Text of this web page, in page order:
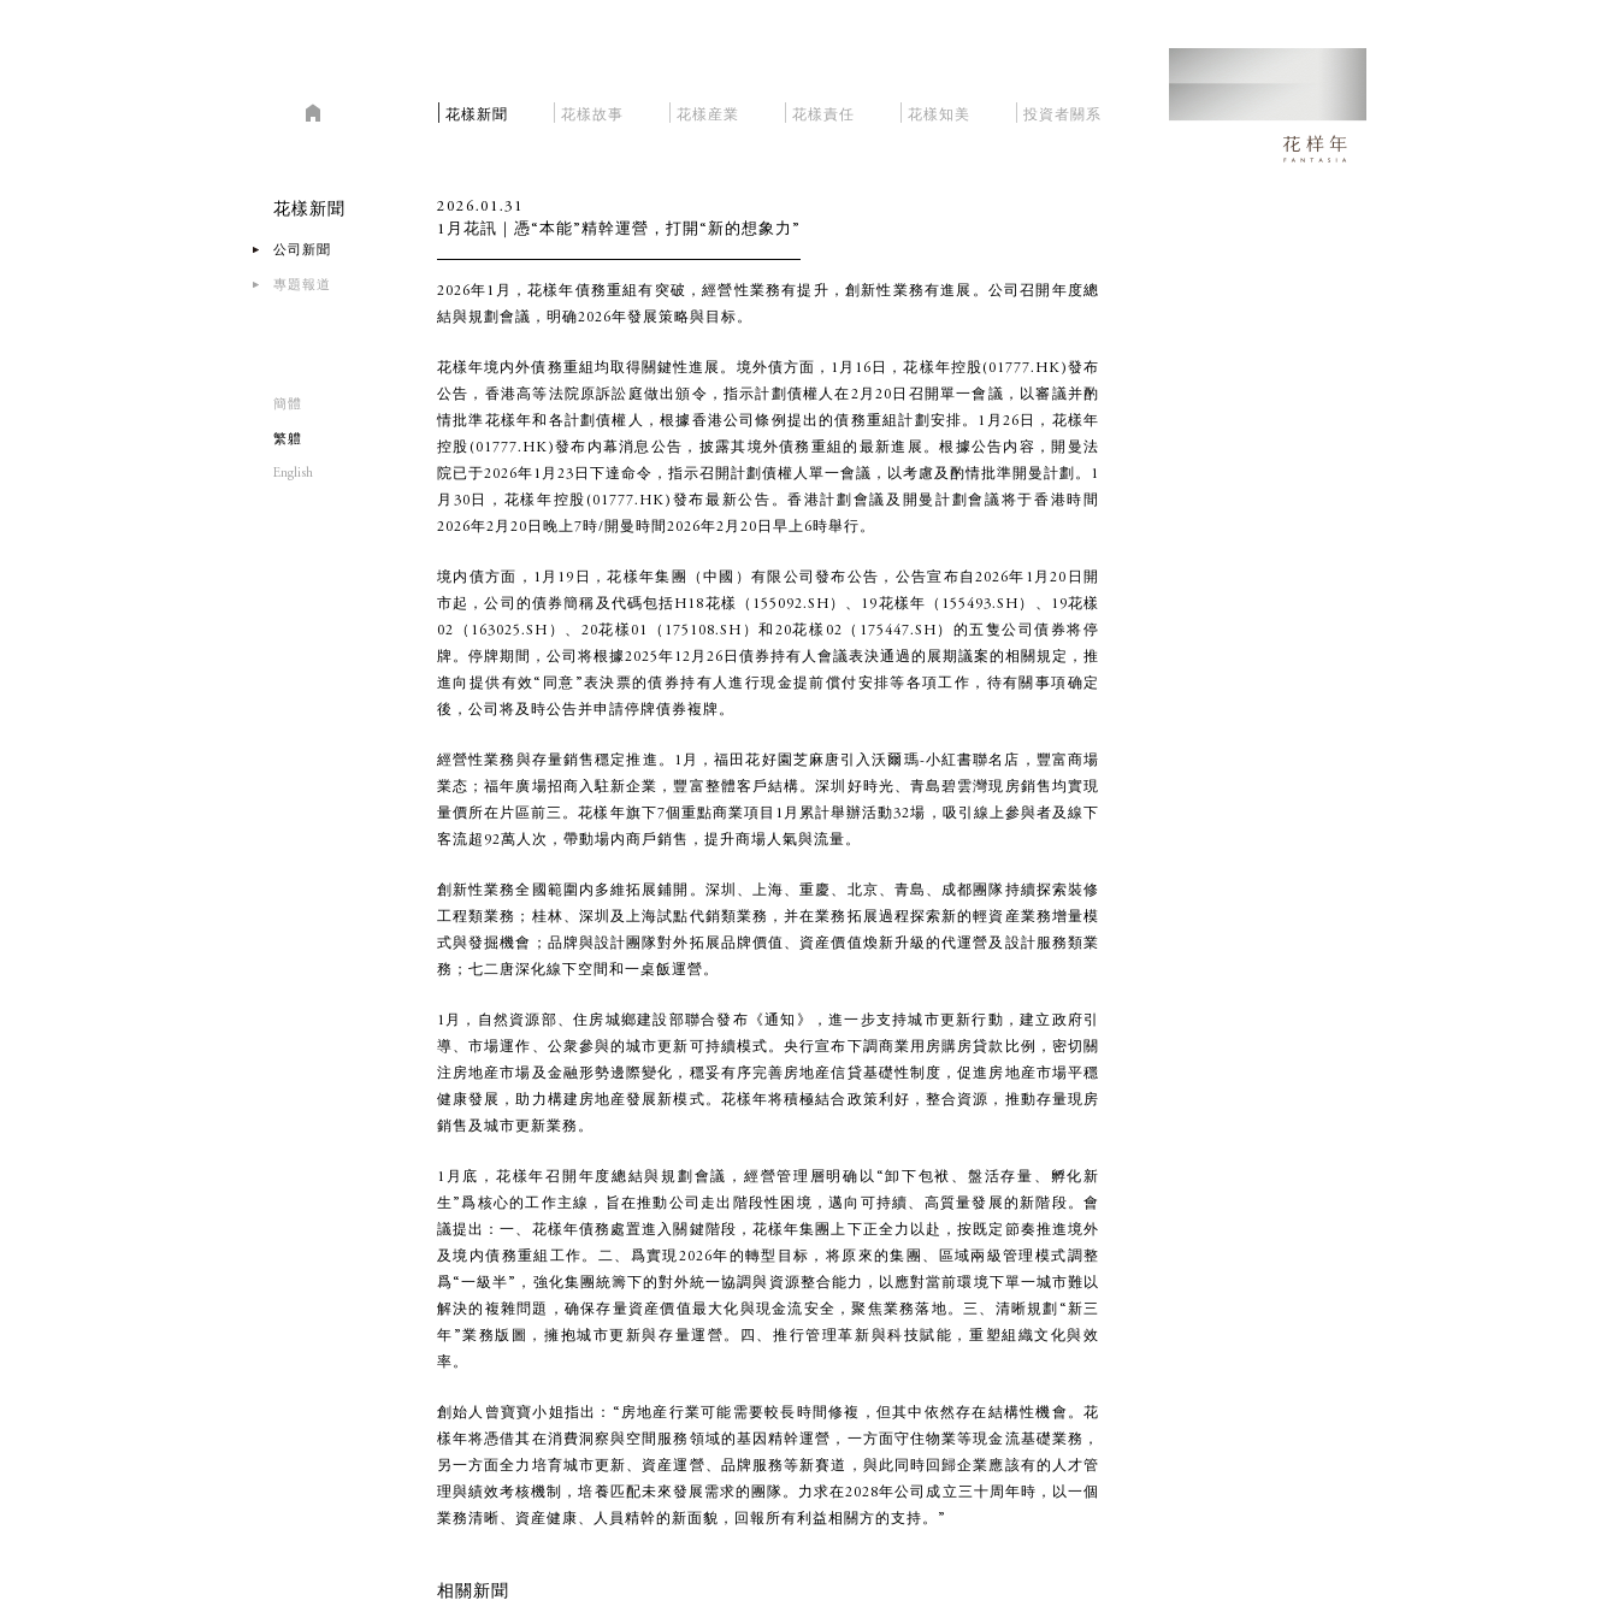
花樣新聞 花樣故事 花樣産業 花樣責任 花樣知美 投資者關系
花樣新聞
公司新聞
專題報道
簡體
繁軆
English
2026.01.31
1月花訊｜憑“本能”精幹運營，打開“新的想象力”
2026年1月，花樣年債務重組有突破，經營性業務有提升，創新性業務有進展。公司召開年度總
結與規劃會議，明确2026年發展策略與目标。
花樣年境内外債務重組均取得關鍵性進展。境外債方面，1月16日，花樣年控股(01777.HK)發布
公告，香港高等法院原訴訟庭做出頒令，指示計劃債權人在2月20日召開單一會議，以審議并酌
情批準花樣年和各計劃債權人，根據香港公司條例提出的債務重組計劃安排。1月26日，花樣年
控股(01777.HK)發布内幕消息公告，披露其境外債務重組的最新進展。根據公告内容，開曼法
院已于2026年1月23日下達命令，指示召開計劃債權人單一會議，以考慮及酌情批準開曼計劃。1
月30日，花樣年控股(01777.HK)發布最新公告。香港計劃會議及開曼計劃會議将于香港時間
2026年2月20日晚上7時/開曼時間2026年2月20日早上6時舉行。
境内債方面，1月19日，花樣年集團（中國）有限公司發布公告，公告宣布自2026年1月20日開
市起，公司的債券簡稱及代碼包括H18花樣（155092.SH）、19花樣年（155493.SH）、19花樣
02（163025.SH）、20花樣01（175108.SH）和20花樣02（175447.SH）的五隻公司債券将停
牌。停牌期間，公司将根據2025年12月26日債券持有人會議表決通過的展期議案的相關規定，推
進向提供有效“同意”表決票的債券持有人進行現金提前償付安排等各項工作，待有關事項确定
後，公司将及時公告并申請停牌債券複牌。
經營性業務與存量銷售穩定推進。1月，福田花好園芝麻唐引入沃爾瑪-小紅書聯名店，豐富商場
業态；福年廣場招商入駐新企業，豐富整體客戶結構。深圳好時光、青島碧雲灣現房銷售均實現
量價所在片區前三。花樣年旗下7個重點商業項目1月累計舉辦活動32場，吸引線上參與者及線下
客流超92萬人次，帶動場内商戶銷售，提升商場人氣與流量。
創新性業務全國範圍内多維拓展鋪開。深圳、上海、重慶、北京、青島、成都團隊持續探索裝修
工程類業務；桂林、深圳及上海試點代銷類業務，并在業務拓展過程探索新的輕資産業務增量模
式與發掘機會；品牌與設計團隊對外拓展品牌價值、資産價值煥新升級的代運營及設計服務類業
務；七二唐深化線下空間和一桌飯運營。
1月，自然資源部、住房城鄉建設部聯合發布《通知》，進一步支持城市更新行動，建立政府引
導、市場運作、公衆參與的城市更新可持續模式。央行宣布下調商業用房購房貸款比例，密切關
注房地産市場及金融形勢邊際變化，穩妥有序完善房地産信貸基礎性制度，促進房地産市場平穩
健康發展，助力構建房地産發展新模式。花樣年将積極結合政策利好，整合資源，推動存量現房
銷售及城市更新業務。
1月底，花樣年召開年度總結與規劃會議，經營管理層明确以“卸下包袱、盤活存量、孵化新
生”爲核心的工作主線，旨在推動公司走出階段性困境，邁向可持續、高質量發展的新階段。會
議提出：一、花樣年債務處置進入關鍵階段，花樣年集團上下正全力以赴，按既定節奏推進境外
及境内債務重組工作。二、爲實現2026年的轉型目标，将原來的集團、區域兩級管理模式調整
爲“一級半”，強化集團統籌下的對外統一協調與資源整合能力，以應對當前環境下單一城市難以
解決的複雜問題，确保存量資産價值最大化與現金流安全，聚焦業務落地。三、清晰規劃“新三
年”業務版圖，擁抱城市更新與存量運營。四、推行管理革新與科技賦能，重塑組織文化與效
率。
創始人曾寶寶小姐指出：“房地産行業可能需要較長時間修複，但其中依然存在結構性機會。花
樣年将憑借其在消費洞察與空間服務領域的基因精幹運營，一方面守住物業等現金流基礎業務，
另一方面全力培育城市更新、資産運營、品牌服務等新賽道，與此同時回歸企業應該有的人才管
理與績效考核機制，培養匹配未來發展需求的團隊。力求在2028年公司成立三十周年時，以一個
業務清晰、資産健康、人員精幹的新面貌，回報所有利益相關方的支持。”
相關新聞